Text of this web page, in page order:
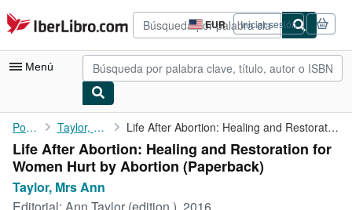
Pasar al contenido principal
IberLibro.com EUR
Preferencias
de
compra
del
Iniciar sesión
Menú
Mi cuenta
Consultar mis pedidos
Búsqueda avanzada
Portada Taylor, Mrs Ann Life After Abortion: Healing and Restoration for Women Hurt by ...
Life After Abortion: Healing and Restoration for
Women Hurt by Abortion (Paperback)
Taylor, Mrs Ann